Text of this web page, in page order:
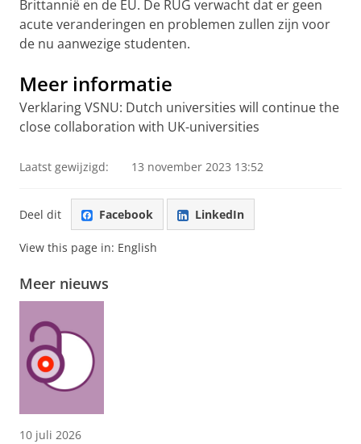
Brittannië en de EU. De RUG verwacht dat er geen
acute veranderingen en problemen zullen zijn voor
de nu aanwezige studenten.
Meer informatie
Verklaring VSNU: Dutch universities will continue the
close collaboration with UK-universities
Laatst gewijzigd: 13 november 2023 13:52
Deel dit Facebook LinkedIn
View this page in: English
Meer nieuws
10 juli 2026